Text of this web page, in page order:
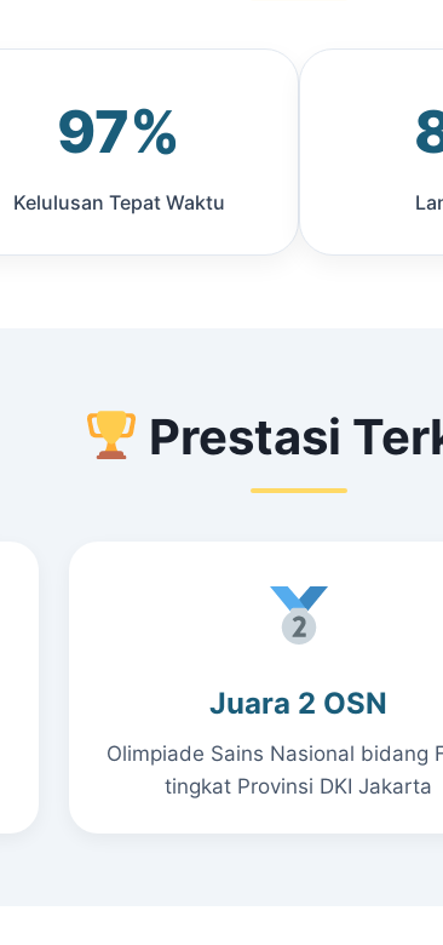
97%
Kelulusan Tepat Waktu
Prestasi
Juara 2 OSN
Olimpiade Sains Nasional bidang
tingkat Provinsi DKI Jakarta